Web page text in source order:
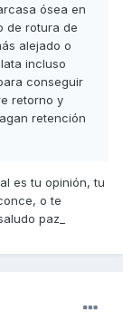
ósea en
de rotura de
alejado o
incluso
conseguir
retorno y
retención
es tu opinión, tu
o te
paz_